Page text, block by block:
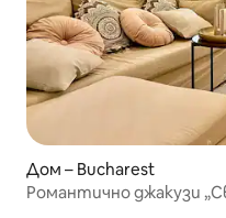
Дом – Bucharest
Романтично джакузи